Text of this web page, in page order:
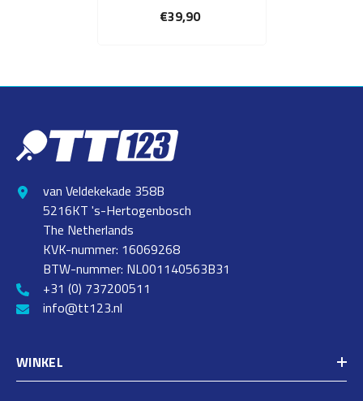
€39,90
van Veldekekade 358B
5216KT 's-Hertogenbosch
The Netherlands
KVK-nummer: 16069268
BTW-nummer: NL001140563B31
+31 (0) 737200511
info@tt123.nl
WINKEL